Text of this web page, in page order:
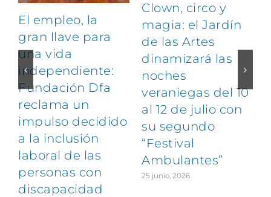
El empleo, la
gran llave para
una vida
independiente:
Fundación Dfa
reclama un
impulso decidido
a la inclusión
laboral de las
personas con
discapacidad
Clown, circo y
magia: el Jardín
de las Artes
dinamizará las
noches
veraniegas del 10
al 12 de julio con
su segundo
“Festival
Ambulantes”
25 junio, 2026